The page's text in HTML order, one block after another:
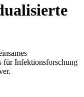
für Infektionsforschung